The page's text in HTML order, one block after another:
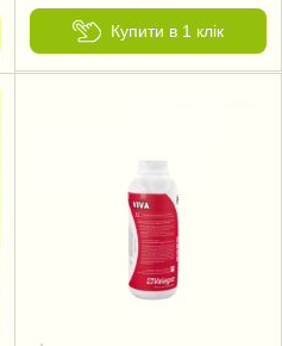
Купити в 1 клік